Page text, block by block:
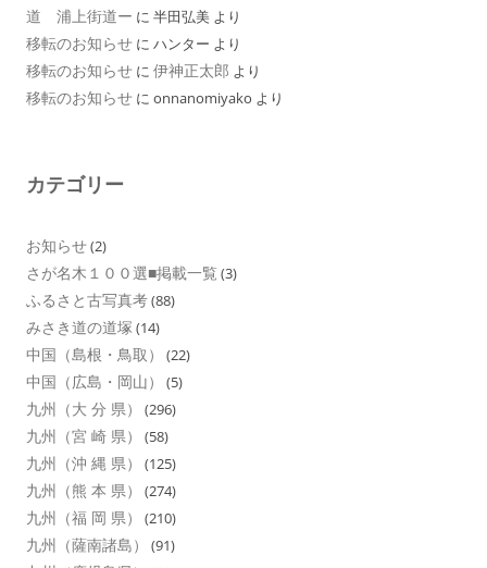
道 浦上街道ー に 半田弘美 より
移転のお知らせ に ハンター より
移転のお知らせ に 伊神正太郎 より
移転のお知らせ に onnanomiyako より
カテゴリー
お知らせ(2)
さが名木１００選■掲載一覧 (3)
ふるさと古写真考(88)
みさき道の道塚 (14)
中国（島根・鳥取） (22)
中国（広島・岡山） (5)
九州（大 分 県） (296)
九州（宮 崎 県） (58)
九州（沖 縄 県） (125)
九州（熊 本 県） (274)
九州（福 岡 県） (210)
九州（薩南諸島） (91)